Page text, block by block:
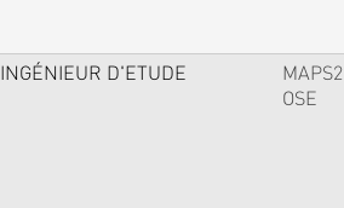
INGÉNIEUR D'ETUDE
MAPS2
OSE